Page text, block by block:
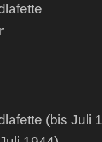
(bis Juli